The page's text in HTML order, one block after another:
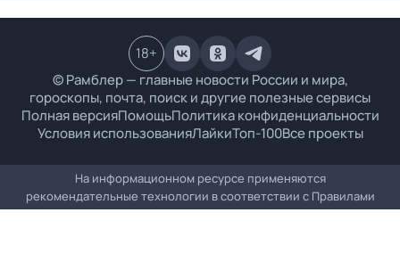
© Рамблер — главные новости России и мира,
гороскопы, почта, поиск и другие полезные сервисы
Полная версияПомощьПолитика конфиденциальности
Условия использованияЛайкиТоп-100Все проекты
18+
На информационном ресурсе применяются
рекомендательные технологии в соответствии с Правилами